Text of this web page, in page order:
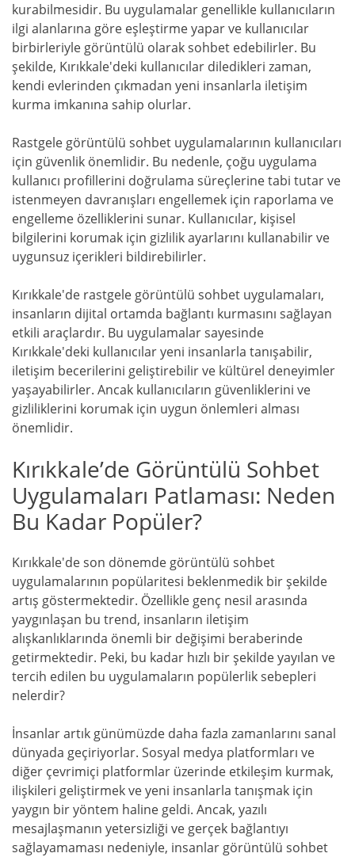
kurabilmesidir. Bu uygulamalar genellikle kullanıcıların
ilgi alanlarına göre eşleştirme yapar ve kullanıcılar
birbirleriyle görüntülü olarak sohbet edebilirler. Bu
şekilde, Kırıkkale'deki kullanıcılar diledikleri zaman,
kendi evlerinden çıkmadan yeni insanlarla iletişim
kurma imkanına sahip olurlar.
Rastgele görüntülü sohbet uygulamalarının kullanıcıları
için güvenlik önemlidir. Bu nedenle, çoğu uygulama
kullanıcı profillerini doğrulama süreçlerine tabi tutar ve
istenmeyen davranışları engellemek için raporlama ve
engelleme özelliklerini sunar. Kullanıcılar, kişisel
bilgilerini korumak için gizlilik ayarlarını kullanabilir ve
uygunsuz içerikleri bildirebilirler.
Kırıkkale'de rastgele görüntülü sohbet uygulamaları,
insanların dijital ortamda bağlantı kurmasını sağlayan
etkili araçlardır. Bu uygulamalar sayesinde
Kırıkkale'deki kullanıcılar yeni insanlarla tanışabilir,
iletişim becerilerini geliştirebilir ve kültürel deneyimler
yaşayabilirler. Ancak kullanıcıların güvenliklerini ve
gizliliklerini korumak için uygun önlemleri alması
önemlidir.
Kırıkkale’de Görüntülü Sohbet
Uygulamaları Patlaması: Neden
Bu Kadar Popüler?
Kırıkkale'de son dönemde görüntülü sohbet
uygulamalarının popülaritesi beklenmedik bir şekilde
artış göstermektedir. Özellikle genç nesil arasında
yaygınlaşan bu trend, insanların iletişim
alışkanlıklarında önemli bir değişimi beraberinde
getirmektedir. Peki, bu kadar hızlı bir şekilde yayılan ve
tercih edilen bu uygulamaların popülerlik sebepleri
nelerdir?
İnsanlar artık günümüzde daha fazla zamanlarını sanal
dünyada geçiriyorlar. Sosyal medya platformları ve
diğer çevrimiçi platformlar üzerinde etkileşim kurmak,
ilişkileri geliştirmek ve yeni insanlarla tanışmak için
yaygın bir yöntem haline geldi. Ancak, yazılı
mesajlaşmanın yetersizliği ve gerçek bağlantıyı
sağlayamaması nedeniyle, insanlar görüntülü sohbet